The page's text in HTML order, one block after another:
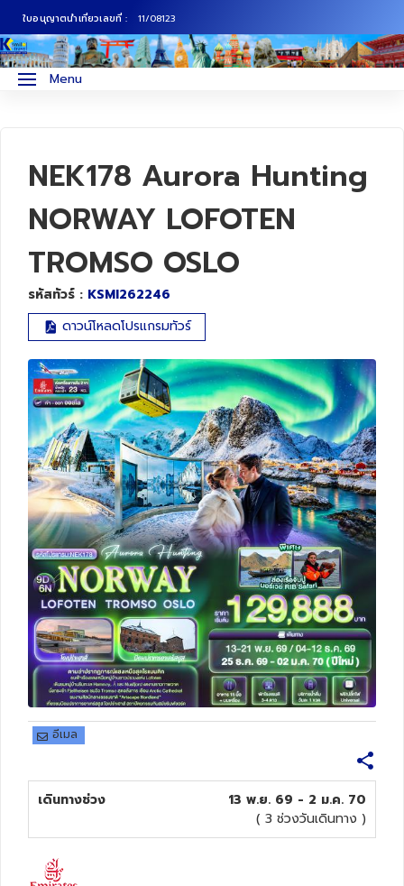
ใบอนุญาตนำเที่ยวเลขที่ : 11/08123
Menu
NEK178 Aurora Hunting
NORWAY LOFOTEN
TROMSO OSLO
รหัสทัวร์ : KSMI262246
ดาวน์โหลดโปรแกรมทัวร์
อีเมล
เดินทางช่วง
13 พ.ย. 69 - 2 ม.ค. 70
( 3 ช่วงวันเดินทาง )
ทัวร์ญี่ปุ่น
ทัวร์สแกนดิเนเวีย
ทัวร์จีน
ทัวร์ฮ่องกง
ทัวร์สิงคโปร์
ทัวร์ตุรเคีย
ทัวร์สวิตเซอร์แลนด์
ทัวร์พม่า
ทัวร์ลาว
ทัวร์มัลดีฟส์
ทัวร์เวียดนาม
ทัวร์อียิปต์
ทัวร์จอร์เจีย
ทัวร์บาหลี
ภาคเหนือ
ภาคตะวันตก
ภาคตะวันออก